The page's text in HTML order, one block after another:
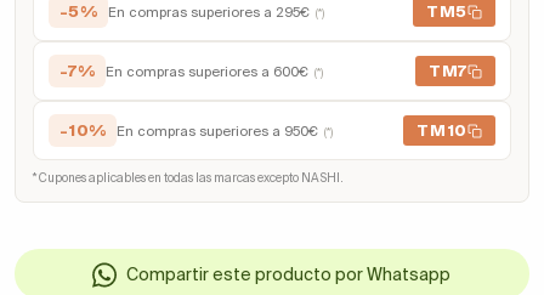
-5% En compras superiores a 295€ (*) TM5
-7% En compras superiores a 600€ (*) TM7
-10% En compras superiores a 950€ (*) TM10
* Cupones aplicables en todas las marcas excepto NASHI.
Compartir este producto por Whatsapp